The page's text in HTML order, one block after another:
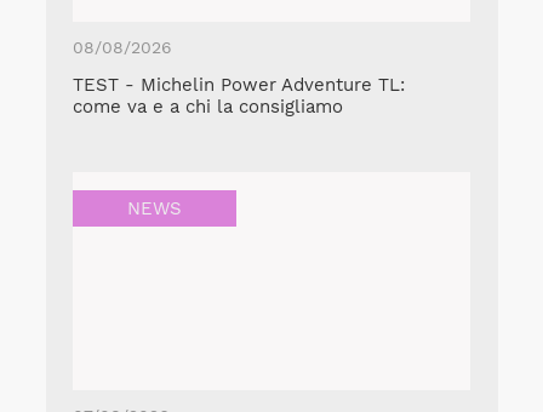
08/08/2026
TEST - Michelin Power Adventure TL:
come va e a chi la consigliamo
NEWS